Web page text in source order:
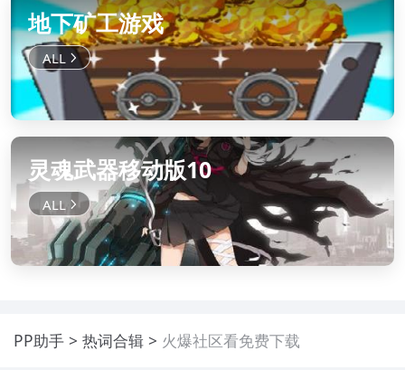
地下矿工游戏
灵魂武器移动版10
PP助手 热词合辑 火爆社区看免费下载